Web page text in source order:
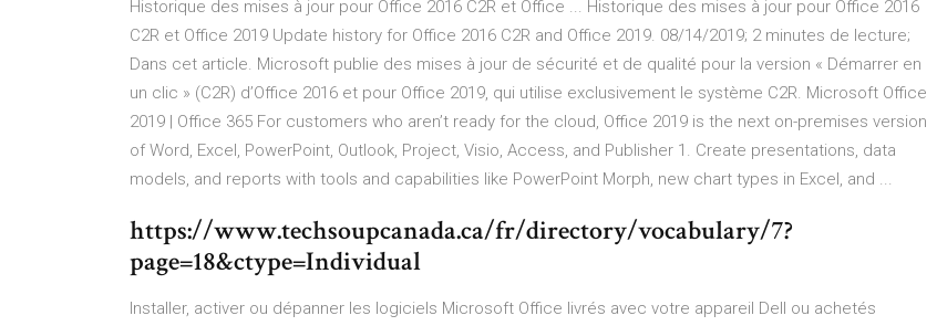
Historique des mises à jour pour Office 2016 C2R et Office ... Historique des mises à jour pour Office 2016
C2R et Office 2019 Update history for Office 2016 C2R and Office 2019. 08/14/2019; 2 minutes de lecture;
Dans cet article. Microsoft publie des mises à jour de sécurité et de qualité pour la version « Démarrer en
un clic » (C2R) d’Office 2016 et pour Office 2019, qui utilise exclusivement le système C2R. Microsoft Office
2019 | Office 365 For customers who aren’t ready for the cloud, Office 2019 is the next on-premises version
of Word, Excel, PowerPoint, Outlook, Project, Visio, Access, and Publisher 1. Create presentations, data
models, and reports with tools and capabilities like PowerPoint Morph, new chart types in Excel, and ...
https://www.techsoupcanada.ca/fr/directory/vocabulary/7?
page=18&ctype=Individual
Installer, activer ou dépanner les logiciels Microsoft Office livrés avec votre appareil Dell ou achetés